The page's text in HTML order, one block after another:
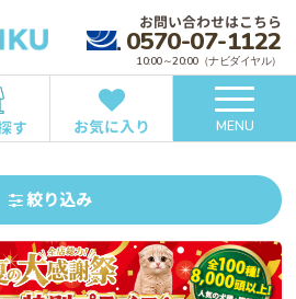
お問い合わせはこちら
0570-07-1122
10:00～20:00（ナビダイヤル）
す お気に入り MENU
絞り込み